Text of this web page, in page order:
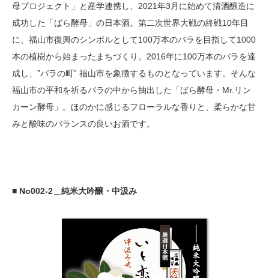
母プロジェクト」と産学連携し、2021年3月に始めて清酒醸造に
成功した「ばら酵母」の日本酒。第二次世界大戦の終戦10年目
に、福山市復興のシンボルとして100万本のバラを目指して1000
本の植樹から始まったまちづくり。2016年に100万本のバラを達
成し、”バラの町” 福山市を象徴するものとなっています。そんな
福山市の平和を祈るバラの中から抽出した「ばら酵母・Mr.リン
カーン酵母」。ほのかに感じるフローラルな香りと、柔らかな甘
みと酸味のバランスの良いお酒です。
■ No002-2＿純米大吟醸・中汲み